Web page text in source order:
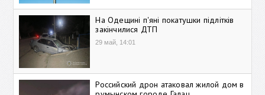
На Одещині п'яні покатушки підлітків
закінчилися ДТП
29 май, 14:01
Российский дрон атаковал жилой дом в